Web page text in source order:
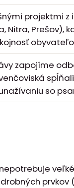
projektmi z
Nitra, Prešov),
zapojíme
so
prvkov